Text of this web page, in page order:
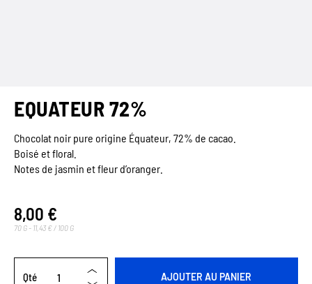
EQUATEUR 72%
Chocolat noir pure origine Équateur, 72% de cacao.
Boisé et floral.
Notes de jasmin et fleur d’oranger.
8,00 €
70 G - 11,43 € / 100 G
Qté AJOUTER AU PANIER